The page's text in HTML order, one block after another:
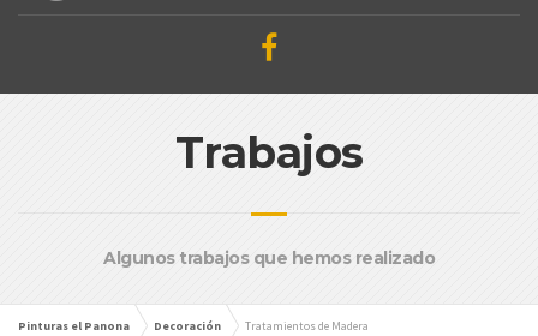
Trabajos
Algunos trabajos que hemos realizado
Pinturas el Panona Decoración Tratamientos de Madera